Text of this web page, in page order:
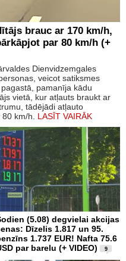
brauc ar 170 km/h,
par 80 km/h (+
Dienvidzemgales
veicot satiksmes
pamanīja kādu
vietā, kur atļauts braukt ar
tādējādi atļauto
km/h. LASĪT VAIRĀK
(5.08) degvielai akcijas
Dīzelis 1.817 un 95.
1.737 EUR! Nafta 75.6
par barelu (+ VIDEO)
9